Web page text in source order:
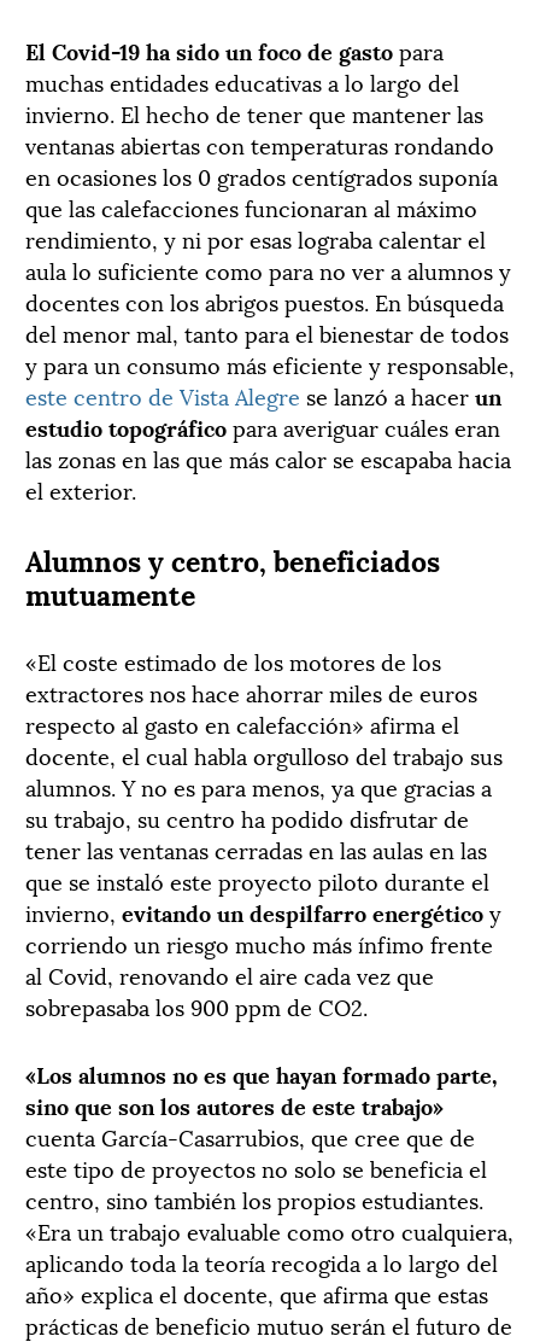
El Covid-19 ha sido un foco de gastopara
muchas entidades educativas a lo largo del
invierno. El hecho de tener que mantener las
ventanas abiertas con temperaturas rondando
en ocasiones los 0 grados centígrados suponía
que las calefacciones funcionaran al máximo
rendimiento, y ni por esas lograba calentar el
aula lo suficiente como para no ver a alumnos y
docentes con los abrigos puestos. En búsqueda
del menor mal, tanto para el bienestar de todos
y para un consumo más eficiente y responsable,
este centro de Vista Alegre se lanzó a hacerun
estudio topográficopara averiguar cuáles eran
las zonas en las que más calor se escapaba hacia
el exterior.
Alumnos y centro, beneficiados
mutuamente
«El coste estimado de los motores de los
extractores nos hace ahorrar miles de euros
respecto al gasto en calefacción» afirma el
docente, el cual habla orgulloso del trabajo sus
alumnos. Y no es para menos, ya que gracias a
su trabajo, su centro ha podido disfrutar de
tener las ventanas cerradas en las aulas en las
que se instaló este proyecto piloto durante el
invierno, evitando un despilfarro energéticoy
corriendo un riesgo mucho más ínfimo frente
al Covid, renovando el aire cada vez que
sobrepasaba los 900 ppm de CO2.
«Los alumnos no es que hayan formado parte,
sino que son los autores de este trabajo»
cuenta García-Casarrubios, que cree que de
este tipo de proyectos no solo se beneficia el
centro, sino también los propios estudiantes.
«Era un trabajo evaluable como otro cualquiera,
aplicando toda la teoría recogida a lo largo del
año» explica el docente, que afirma que estas
prácticas de beneficio mutuo serán el futuro de